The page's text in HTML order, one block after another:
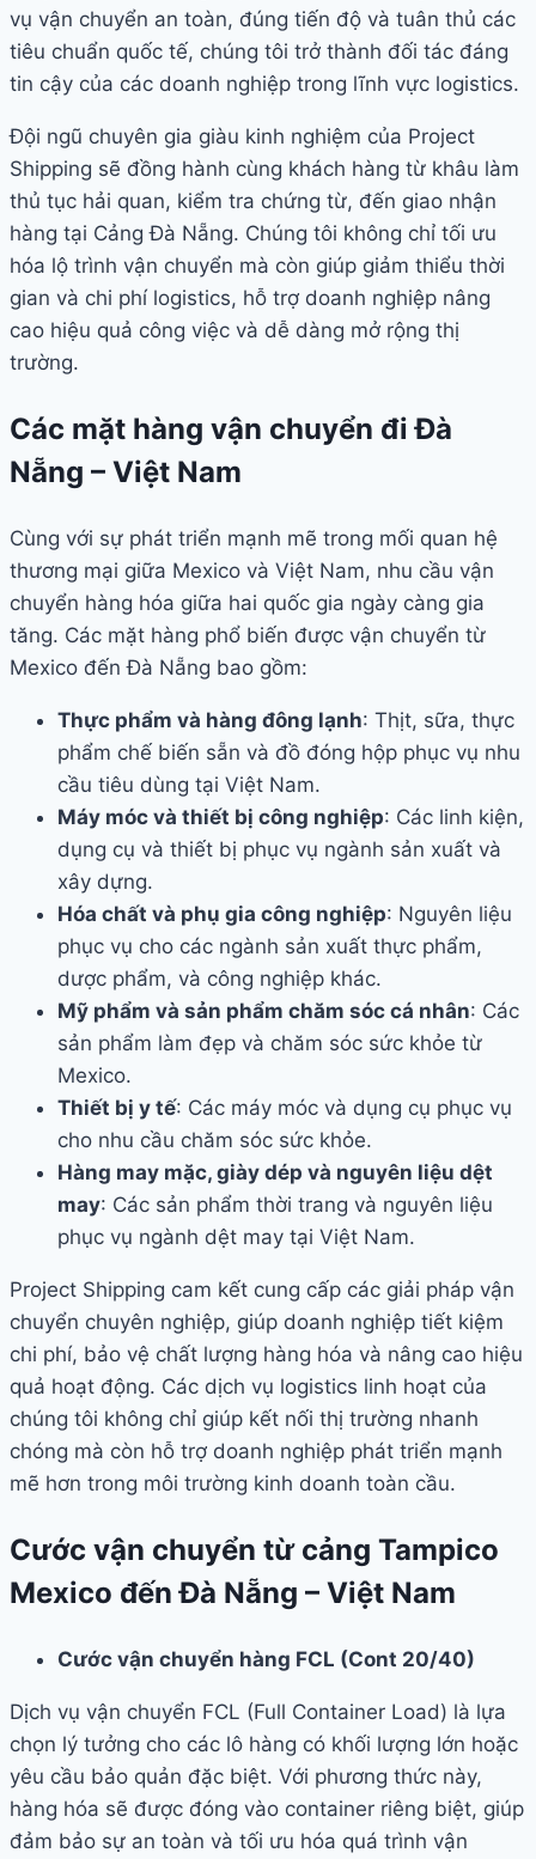
vụ vận chuyển an toàn, đúng tiến độ và tuân thủ các
tiêu chuẩn quốc tế, chúng tôi trở thành đối tác đáng
tin cậy của các doanh nghiệp trong lĩnh vực logistics.
Đội ngũ chuyên gia giàu kinh nghiệm của Project
Shipping sẽ đồng hành cùng khách hàng từ khâu làm
thủ tục hải quan, kiểm tra chứng từ, đến giao nhận
hàng tại Cảng Đà Nẵng. Chúng tôi không chỉ tối ưu
hóa lộ trình vận chuyển mà còn giúp giảm thiểu thời
gian và chi phí logistics, hỗ trợ doanh nghiệp nâng
cao hiệu quả công việc và dễ dàng mở rộng thị
trường.
Các mặt hàng vận chuyển đi Đà
Nẵng – Việt Nam
Cùng với sự phát triển mạnh mẽ trong mối quan hệ
thương mại giữa Mexico và Việt Nam, nhu cầu vận
chuyển hàng hóa giữa hai quốc gia ngày càng gia
tăng. Các mặt hàng phổ biến được vận chuyển từ
Mexico đến Đà Nẵng bao gồm:
Thực phẩm và hàng đông lạnh: Thịt, sữa, thực
phẩm chế biến sẵn và đồ đóng hộp phục vụ nhu
cầu tiêu dùng tại Việt Nam.
Máy móc và thiết bị công nghiệp: Các linh kiện,
dụng cụ và thiết bị phục vụ ngành sản xuất và
xây dựng.
Hóa chất và phụ gia công nghiệp: Nguyên liệu
phục vụ cho các ngành sản xuất thực phẩm,
dược phẩm, và công nghiệp khác.
Mỹ phẩm và sản phẩm chăm sóc cá nhân: Các
sản phẩm làm đẹp và chăm sóc sức khỏe từ
Mexico.
Thiết bị y tế: Các máy móc và dụng cụ phục vụ
cho nhu cầu chăm sóc sức khỏe.
Hàng may mặc, giày dép và nguyên liệu dệt
may: Các sản phẩm thời trang và nguyên liệu
phục vụ ngành dệt may tại Việt Nam.
Project Shipping cam kết cung cấp các giải pháp vận
chuyển chuyên nghiệp, giúp doanh nghiệp tiết kiệm
chi phí, bảo vệ chất lượng hàng hóa và nâng cao hiệu
quả hoạt động. Các dịch vụ logistics linh hoạt của
chúng tôi không chỉ giúp kết nối thị trường nhanh
chóng mà còn hỗ trợ doanh nghiệp phát triển mạnh
mẽ hơn trong môi trường kinh doanh toàn cầu.
Cước vận chuyển từ cảng Tampico
Mexico đến Đà Nẵng – Việt Nam
Cước vận chuyển hàng FCL (Cont 20/40)
Dịch vụ vận chuyển FCL (Full Container Load) là lựa
chọn lý tưởng cho các lô hàng có khối lượng lớn hoặc
yêu cầu bảo quản đặc biệt. Với phương thức này,
hàng hóa sẽ được đóng vào container riêng biệt, giúp
đảm bảo sự an toàn và tối ưu hóa quá trình vận